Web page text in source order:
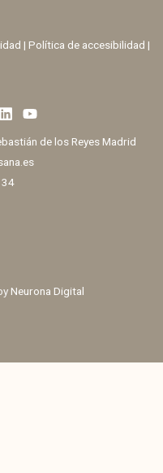
| Política de accesibilidad |
de los Reyes Madrid
Neurona Digital